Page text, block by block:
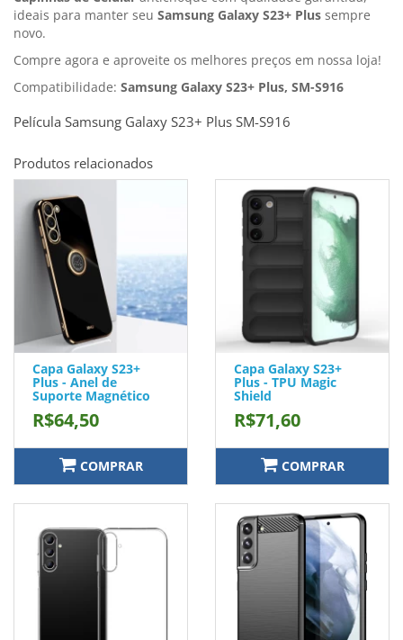
ideais para manter seu Samsung Galaxy S23+ Plus sempre
novo.
Compre agora e aproveite os melhores preços em nossa loja!
Compatibilidade: Samsung Galaxy S23+ Plus, SM-S916
Película Samsung Galaxy S23+ Plus SM-S916
Produtos relacionados
Capa Galaxy S23+
Plus - Anel de
Suporte Magnético
R$64,50
COMPRAR
Capa Galaxy S23+
Plus - TPU Magic
Shield
R$71,60
COMPRAR